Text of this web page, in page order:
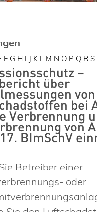
F G H I J K L M N O P Q R S
–
über
von
bei
Verbrennung
von
BImSchV
Betreiber einer
oder